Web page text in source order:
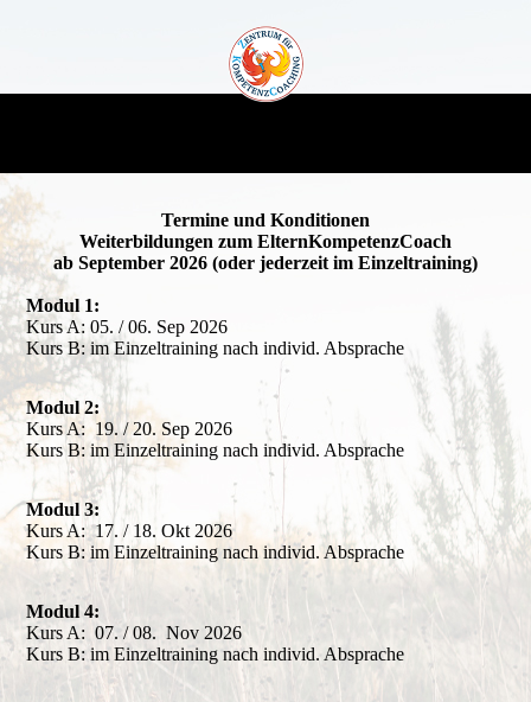
Termine und Konditionen
Weiterbildungen zum ElternKompetenzCoach
ab September 2026 (oder jederzeit im Einzeltraining)
Modul 1:
Kurs A: 05. / 06. Sep 2026
Kurs B: im Einzeltraining nach individ. Absprache
Modul 2:
Kurs A: 19. / 20. Sep 2026
Kurs B: im Einzeltraining nach individ. Absprache
Modul 3:
Kurs A: 17. / 18. Okt 2026
Kurs B: im Einzeltraining nach individ. Absprache
Modul 4:
Kurs A: 07. / 08. Nov 2026
Kurs B: im Einzeltraining nach individ. Absprache